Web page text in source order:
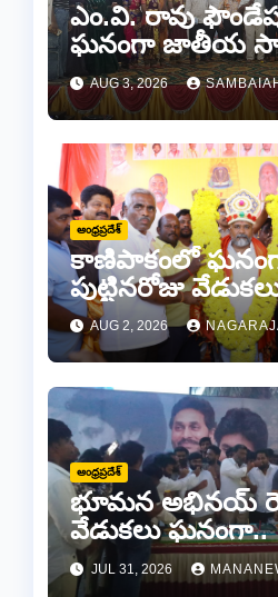
ఎం.వి. రావు
ఘనంగా జాతీయ
సమరయోధుల
ప్రధానోత్సవం
AUG 3, 2026
ఆంధ్రప్రదేశ్
కాణిపాకంలో
పుట్టినరోజు
AUG 2, 2026
ఆంధ్రప్రదేశ్
భూమన అభినయ్
వేడుకలు ఘనంగా..
JUL 31, 2026